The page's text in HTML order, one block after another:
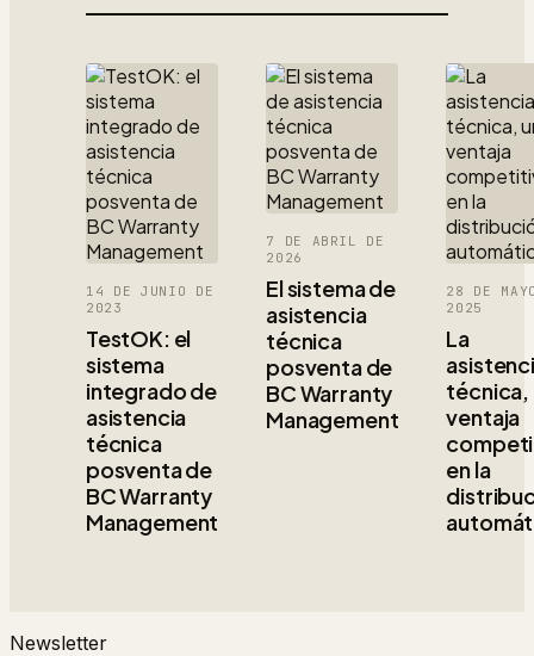
14 DE JUNIO DE
2023
TestOK: el
sistema
integrado de
asistencia
técnica
posventa de
BC Warranty
Management
7 DE ABRIL DE
2026
El sistema de
asistencia
técnica
posventa de
BC Warranty
Management
28 DE
2025
La
técnica,
ventaja
en la
Newsletter